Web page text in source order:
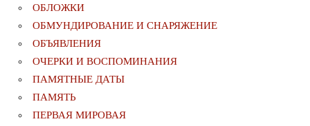
ОБЛОЖКИ
ОБМУНДИРОВАНИЕ И СНАРЯЖЕНИЕ
ОБЪЯВЛЕНИЯ
ОЧЕРКИ И ВОСПОМИНАНИЯ
ПАМЯТНЫЕ ДАТЫ
ПАМЯТЬ
ПЕРВАЯ МИРОВАЯ